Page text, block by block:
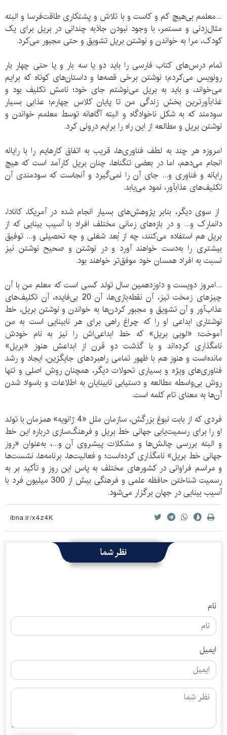
...معلمم بی‏‌هیچ کم و کاست و با تلاش و پشتکاری طاقت‌فرسا و البته
مثال‏‌زدنی و مستمر، با وجود نبودن جاذبه چندانی در بریل برای یک
کودک، مرا به خواندن و نوشتن بریل تشویق و حتی مجبور می‏‌کرد.
تمام درس‏‌های کتاب فارسی را باید دو یا سه بار و یا حتی چهار بار
رونویس می‏‌کردم؛ نوشتن برخی قصه‏‌ها و داستان‏‌های کوتاه که برایم
می‏‌خواند، و باید به بریل می‏‌نوشتم جای خود؛ نامش تکلیف بود و
غذاب‏آورترین بخش زندگی من تا پایان کلاس چهارم؛ عذابی بسیار
سودمند که به شکل ناخوادگاه و البته آگاهانه توسط معلمم خواندن و
نوشتن بریل و مطالعه از این راه را برایم درونی کرد.
امروزه هر چند به لطف فناوری‏‌ها، قریب به اتفاق کارهایم را با رایانه
انجام می‏‌دهم، اما در بعضی تنگناها، چنان بریل کارآمد است که هیچ
رایانه و فناوری و... جای آن را نمی‏‌گیرد و آنجاست که سودمندی آن
تکلیف‏‌های عذاب‏آور، نمود می‏‌یابد.
از سوی دیگر، بنابر پژوهش‏‌های بسیار انجام شده در آمریکا، کانادا،
دانمارک و... و در بازه‏‌های زمانی مختلف افراد با آسیب بینایی که از
بریل هم استفاده می‏‌کنند، چه از بُعد شغلی و چه تحصیلی و... توفیق
بیشتری را به‌دست خواهند آورد و در نوشتن و صحیح نوشتن نیز
نسبت به افراد همسان خود موفق‏‌تر خواهند بود.
...امروز دویست و داوزدهمین سال تولد کسی است که معلم من با آن
چیزهای زمخت تیز، آن نقطه‌بازی‏‌ها، آن 20 بی‏‌فایده، آن تکلیف‏‌های
عذاب‏‌آور و آن تشویق و مجبور کردن‏‌ها به خواندن و نوشتن بریل، خط
نوشتاری ابداعی او را که چراغ راهی برای هر نابینایی است به من
آموخت؛ «لویی بریل» که خط ابداعی‏‌اش را نیز به نام خودش
نامگذاری کرده‏‌اند و با گذشت دو قرن از ابداعش هنوز «بریل»
مانده‌است و هنوز هم با ظهور تمامی راهبردهای جایگزین، ایجاد و رشد
فناوری‏‌های ویژه و بسیاری تحولات دیگر، همچنان روش اصلی و تنها
روش بی‏‌واسطه مطالعه و دستیابی نابینایان به اطلاعات و باسواد شدن
آن‏‌ها به معنای تام کلمه است.
فردی که از بابت نبوغ بزرگش، سازمان ملل «4 ژانویه» همزمان با تولد
او را برای رسمیت‏‌یابی جهانی خط بریل و فرهنگ‌سازی درباره این خط
و البته بررسی چالش‏‌ها و مشکلات پیش‏روی آن و...، به‌عنوان «روز
جهانی خط بریل» نامگذاری کرده‌است؛ و فعالیت‏‌ها، برنامه‏‌ها، نشست‏‌ها
و مراسم‏ فراوانی در کشورهای مختلف به پاس این روز و تأکید بر به
رسمیت شناختن حافظه علمی و فرهنگی بیش از 300 میلیون فرد با
آسیب بینایی در جهان برگزار می‏‌شود.
نظر شما
نام
ایمیل